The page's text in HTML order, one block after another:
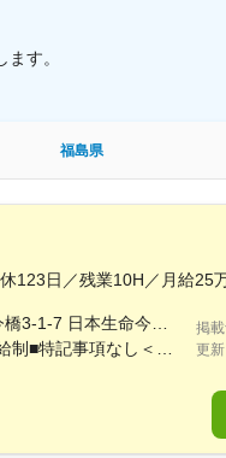
す。
福島県
123日／残業10H／月給
掲載
更新